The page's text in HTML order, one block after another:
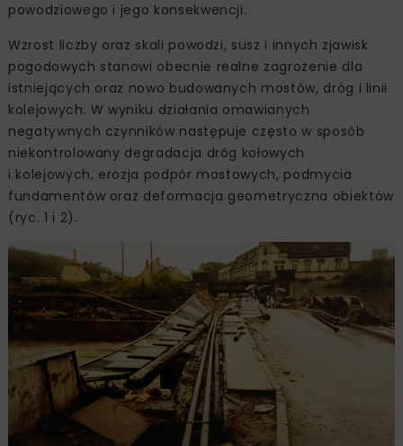
powodziowego i jego konsekwencji.
Wzrost liczby oraz skali powodzi, susz i innych zjawisk
pogodowych stanowi obecnie realne zagrożenie dla
istniejących oraz nowo budowanych mostów, dróg i linii
kolejowych. W wyniku działania omawianych
negatywnych czynników następuje często w sposób
niekontrolowany degradacja dróg kołowych
i kolejowych, erozja podpór mostowych, podmycia
fundamentów oraz deformacja geometryczna obiektów
(ryc. 1 i 2).